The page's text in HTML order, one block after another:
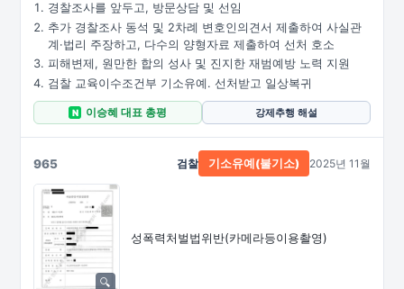
경찰조사를 앞두고, 방문상담 및 선임
추가 경찰조사 동석 및 2차례 변호인의견서 제출하여 사실관
계·법리 주장하고, 다수의 양형자료 제출하여 선처 호소
피해변제, 원만한 합의 성사 및 진지한 재범예방 노력 지원
검찰 교육이수조건부 기소유예. 선처받고 일상복귀
N 이승혜 대표 총평 강제추행 해설
965
성폭력처벌법위반(카메라등이용촬영)
검찰 기소유예(불기소) 2025년 11월